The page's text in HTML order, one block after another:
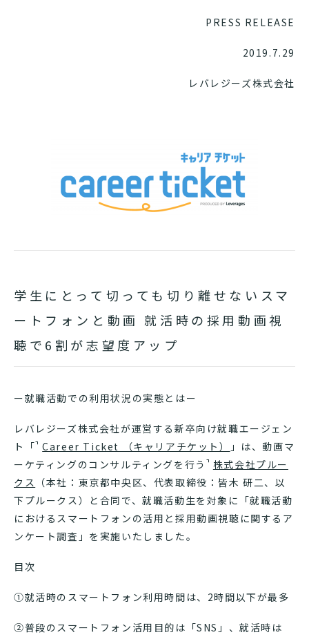
PRESS RELEASE
2019.7.29
レバレジーズ株式会社
学生にとって切っても切り離せないスマ
ートフォンと動画 就活時の採用動画視
聴で6割が志望度アップ
ー就職活動での利用状況の実態とはー
レバレジーズ株式会社が運営する新卒向け就職エージェン
ト「 Career Ticket （キャリアチケット）
」は、動画マ
ーケティングのコンサルティングを行う
株式会社プルー
クス
（本社：東京都中央区、代表取締役：皆木 研二、以
下プルークス）と合同で、就職活動生を対象に「就職活動
におけるスマートフォンの活用と採用動画視聴に関するア
ンケート調査」を実施いたしました。
目次
①就活時のスマートフォン利用時間は、2時間以下が最多
②普段のスマートフォン活用目的は「SNS」、就活時は